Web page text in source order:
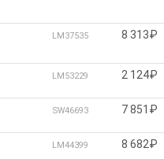
LM37535 8 313₽
LM53229 2 124₽
SW46693 7 851₽
LM44399 8 682₽